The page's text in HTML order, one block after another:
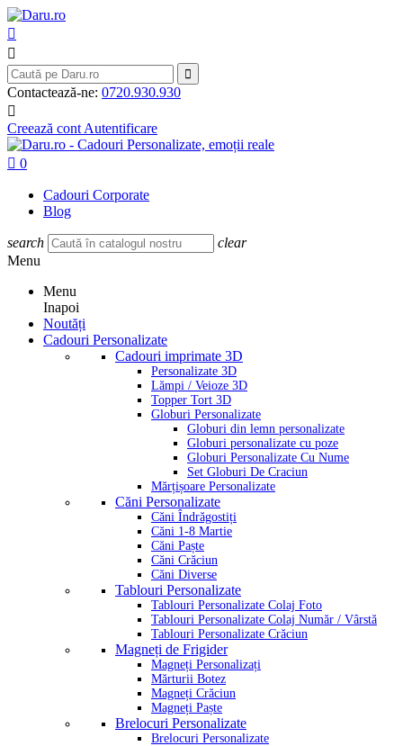



Contactează-ne: 0720.930.930

Creează cont Autentificare
 0
Cadouri Corporate
Blog
search
clear
Menu
Menu
Inapoi
Noutăți
Cadouri Personalizate
Cadouri imprimate 3D
Personalizate 3D
Lămpi / Veioze 3D
Topper Tort 3D
Globuri Personalizate
Globuri din lemn personalizate
Globuri personalizate cu poze
Globuri Personalizate Cu Nume
Set Globuri De Craciun
Mărțișoare Personalizate
Căni Personalizate
Căni Îndrăgostiți
Căni 1-8 Martie
Căni Paște
Căni Crăciun
Căni Diverse
Tablouri Personalizate
Tablouri Personalizate Colaj Foto
Tablouri Personalizate Colaj Număr / Vârstă
Tablouri Personalizate Crăciun
Magneți de Frigider
Magneți Personalizați
Mărturii Botez
Magneți Crăciun
Magneți Paște
Brelocuri Personalizate
Brelocuri Personalizate